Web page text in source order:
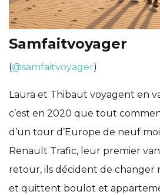
Samfaitvoyager
(@samfaitvoyager)
Laura et Thibaut voyagent en
c’est en 2020 que tout
d’un tour d’Europe de neuf
Renault Trafic, leur premier
retour, ils décident de changer
et quittent boulot et